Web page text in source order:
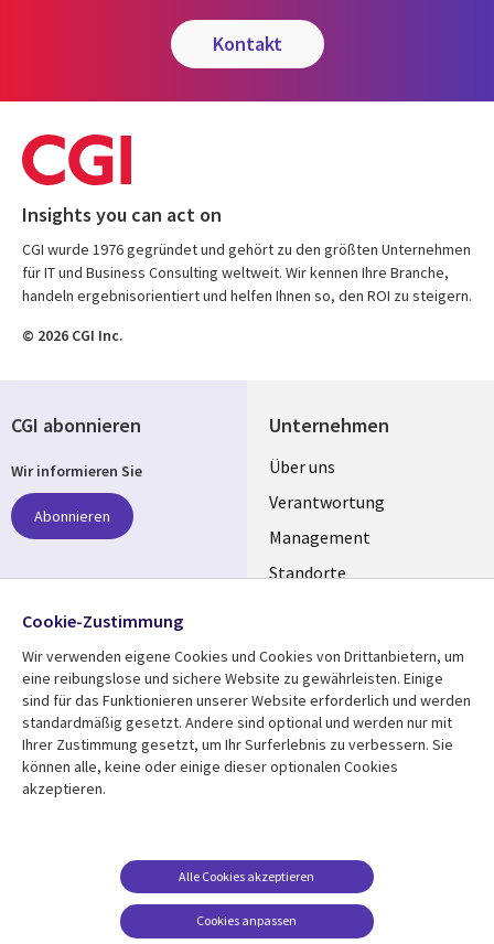
kontakt
Insights you can act on
CGI wurde 1976 gegründet und gehört zu den größten Unternehmen
für IT und Business Consulting weltweit. Wir kennen Ihre Branche,
handeln ergebnisorientiert und helfen Ihnen so, den ROI zu steigern.
© 2026 CGI Inc.
Unternehmen
Useful
links
GERMANY
Über uns
Verantwortung
Management
Standorte
Mediathek
Library
GERMANY
Aktuelles
Rechtliches
Beschwerden/Hinweise
Compliance
Datenschutz
CGI abonnieren
Wir informieren Sie
Abonnieren
Folgen Sie uns
Social
Media
GERMANY
Cookie-Zustimmung
Wir verwenden eigene Cookies und Cookies von Drittanbietern, um
eine reibungslose und sichere Website zu gewährleisten. Einige
sind für das Funktionieren unserer Website erforderlich und werden
standardmäßig gesetzt. Andere sind optional und werden nur mit
Ihrer Zustimmung gesetzt, um Ihr Surferlebnis zu verbessern. Sie
können alle, keine oder einige dieser optionalen Cookies
akzeptieren.
Cookies anpassen
Alle Cookies akzeptieren